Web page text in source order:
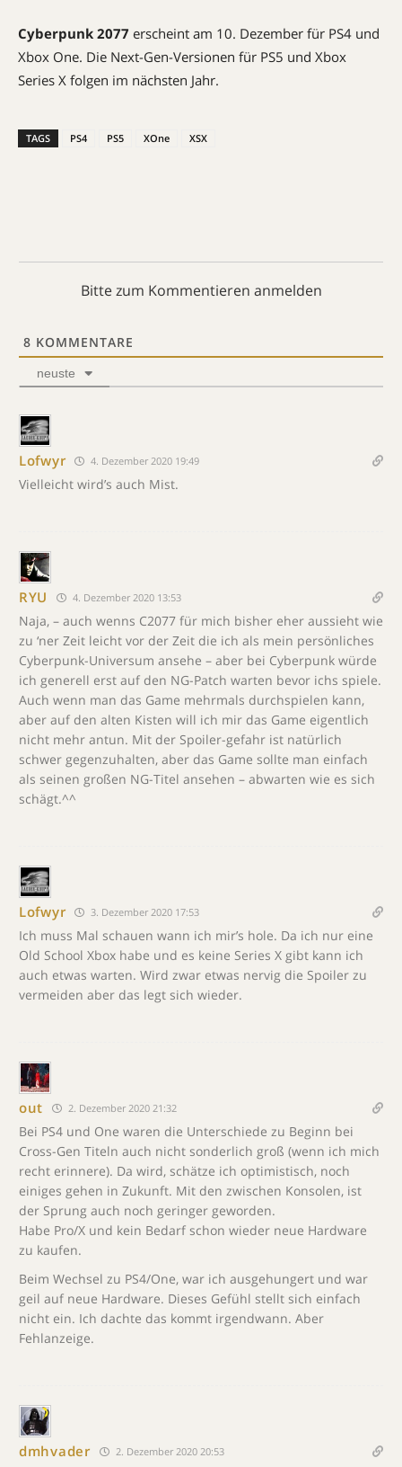
Cyberpunk 2077 erscheint am 10. Dezember für PS4 und
Xbox One. Die Next-Gen-Versionen für PS5 und Xbox
Series X folgen im nächsten Jahr.
TAGS PS4 PS5 XOne XSX
Bitte zum Kommentieren anmelden
8 KOMMENTARE
neuste
Lofwyr 4. Dezember 2020 19:49
Vielleicht wird’s auch Mist.
RYU 4. Dezember 2020 13:53
Naja, – auch wenns C2077 für mich bisher eher aussieht wie
zu ‘ner Zeit leicht vor der Zeit die ich als mein persönliches
Cyberpunk-Universum ansehe – aber bei Cyberpunk würde
ich generell erst auf den NG-Patch warten bevor ichs spiele.
Auch wenn man das Game mehrmals durchspielen kann,
aber auf den alten Kisten will ich mir das Game eigentlich
nicht mehr antun. Mit der Spoiler-gefahr ist natürlich
schwer gegenzuhalten, aber das Game sollte man einfach
als seinen großen NG-Titel ansehen – abwarten wie es sich
schägt.^^
Lofwyr 3. Dezember 2020 17:53
Ich muss Mal schauen wann ich mir’s hole. Da ich nur eine
Old School Xbox habe und es keine Series X gibt kann ich
auch etwas warten. Wird zwar etwas nervig die Spoiler zu
vermeiden aber das legt sich wieder.
out 2. Dezember 2020 21:32
Bei PS4 und One waren die Unterschiede zu Beginn bei
Cross-Gen Titeln auch nicht sonderlich groß (wenn ich mich
recht erinnere). Da wird, schätze ich optimistisch, noch
einiges gehen in Zukunft. Mit den zwischen Konsolen, ist
der Sprung auch noch geringer geworden.
Habe Pro/X und kein Bedarf schon wieder neue Hardware
zu kaufen.
Beim Wechsel zu PS4/One, war ich ausgehungert und war
geil auf neue Hardware. Dieses Gefühl stellt sich einfach
nicht ein. Ich dachte das kommt irgendwann. Aber
Fehlanzeige.
dmhvader 2. Dezember 2020 20:53